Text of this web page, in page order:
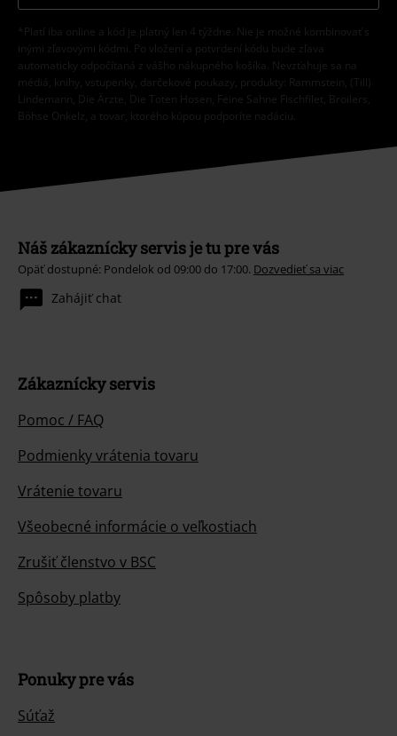
*Platí iba online a kód je platný len 4 týždne. Nie je možné kombinovať s
inými zľavovými kódmi. Po vložení a potvrdení kódu bude zľava
automaticky odpočítaná z vášho nákupného košíka. Nevzťahuje sa na
médiá, knihy, vstupenky, darčekové poukazy, produkty: Rammstein, (Till)
Lindemann, Die Ärzte, Die Toten Hosen, Feine Sahne Fischfilet, Broilers,
Böhse Onkelz, a tovar, ktorého kúpou podporíte nadáciu.
Náš zákaznícky servis je tu pre vás
Opäť dostupné: Pondelok od 09:00 do 17:00. Dozvedieť sa viac
Zahájiť chat
Zákaznícky servis
Pomoc / FAQ
Podmienky vrátenia tovaru
Vrátenie tovaru
Všeobecné informácie o veľkostiach
Zrušiť členstvo v BSC
Spôsoby platby
Ponuky pre vás
Súťaž